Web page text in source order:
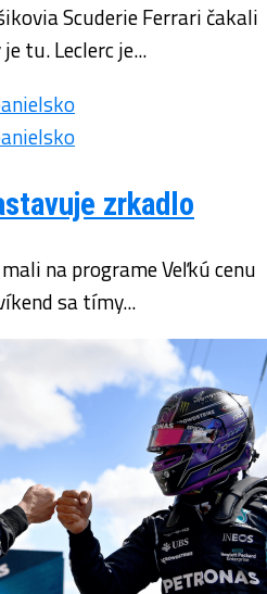
Scuderie Ferrari čakali
tu. Leclerc je...
zrkadlo
na programe Veľkú cenu
sa tímy...